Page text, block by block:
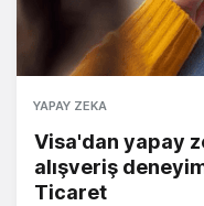
YAPAY ZEKA
Visa'dan yapay
alışveriş
Ticaret